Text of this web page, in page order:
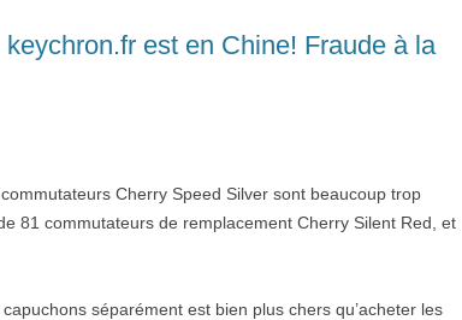
est en Chine! Fraude à la
Cherry Speed Silver sont beaucoup trop
81 commutateurs de remplacement Cherry Silent Red, et
séparément est bien plus chers qu’acheter les